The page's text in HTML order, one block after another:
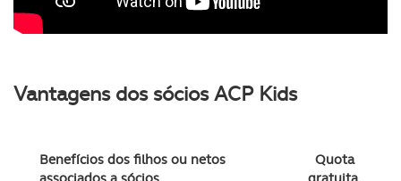
Vantagens dos sócios ACP Kids
Benefícios dos filhos ou netos
Quota